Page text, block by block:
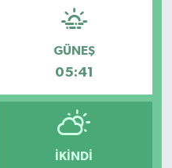
GÜNEŞ
05:41
İKINDI